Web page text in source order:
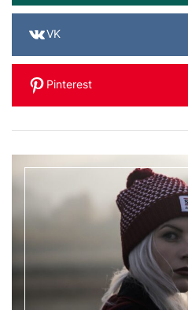
VK
Pinterest